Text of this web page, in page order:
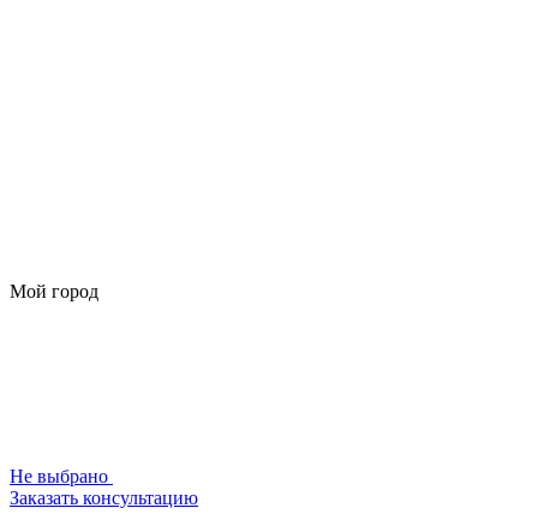
Мой город
Не выбрано
Заказать консультацию